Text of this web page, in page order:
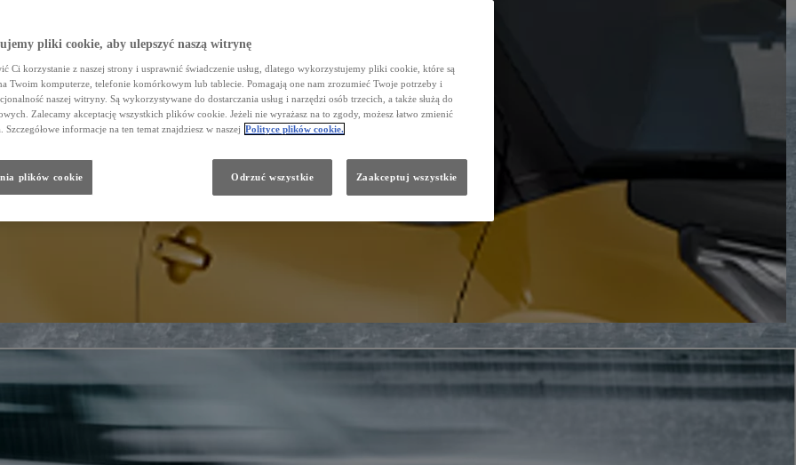
pliki cookie, aby ulepszyć naszą witrynę
Ci korzystanie z naszej strony i usprawnić świadczenie usług, dlatego wykorzystujemy pliki cookie, które są
Twoim komputerze, telefonie komórkowym lub tablecie. Pomagają one nam zrozumieć Twoje potrzeby i
naszej witryny. Są wykorzystywane do dostarczania usług i narzędzi osób trzecich, a także służą do
Zalecamy akceptację wszystkich plików cookie. Jeżeli nie wyrażasz na to zgody, możesz łatwo zmienić
Szczegółowe informacje na ten temat znajdziesz w naszej Polityce plików cookie.
plików cookie Odrzuć wszystkie Zaakceptuj wszystkie